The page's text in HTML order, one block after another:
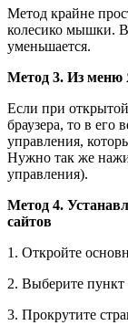
Метод крайне
колесико мышки.
уменьшается.
Метод 3. Из меню
Если при
браузера, то в его
управления,
Нужно так же
управления).
Метод 4.
сайтов
1. Откройте
2. Выберите
3. Прокрутите